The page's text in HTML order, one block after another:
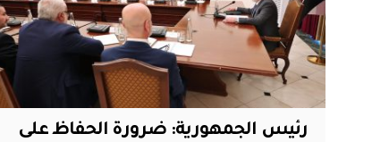
رئيس الجمهورية: ضرورة الحفاظ على